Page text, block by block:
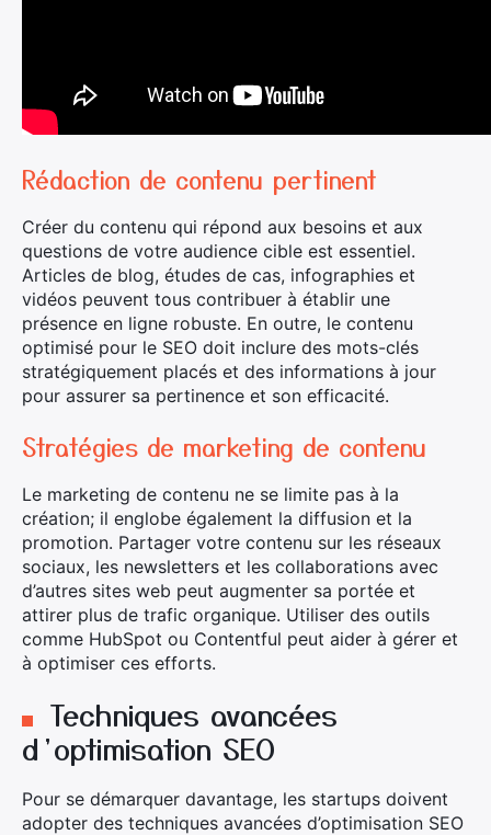
Rédaction de contenu pertinent
Créer du contenu qui répond aux besoins et aux
questions de votre audience cible est essentiel.
Articles de blog, études de cas, infographies et
vidéos peuvent tous contribuer à établir une
présence en ligne robuste. En outre, le contenu
optimisé pour le SEO doit inclure des mots-clés
stratégiquement placés et des informations à jour
pour assurer sa pertinence et son efficacité.
Stratégies de marketing de contenu
Le marketing de contenu ne se limite pas à la
création; il englobe également la diffusion et la
promotion. Partager votre contenu sur les réseaux
sociaux, les newsletters et les collaborations avec
d’autres sites web peut augmenter sa portée et
attirer plus de trafic organique. Utiliser des outils
comme HubSpot ou Contentful peut aider à gérer et
à optimiser ces efforts.
Techniques avancées
d’optimisation SEO
Pour se démarquer davantage, les startups doivent
adopter des techniques avancées d’optimisation SEO